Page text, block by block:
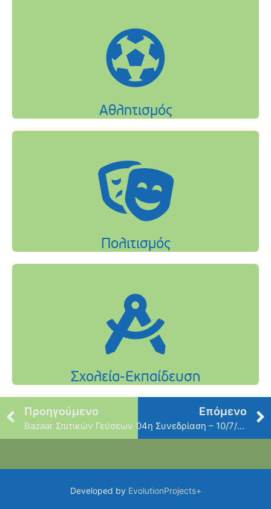
Προηγούμενο
Bazaar Σπιτικών Γεύσεων
Επόμενο
04η Συνεδρίαση – 10/7/2015
Developed by EvolutionProjects+